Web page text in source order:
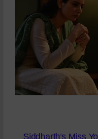
Siddharth's Miss